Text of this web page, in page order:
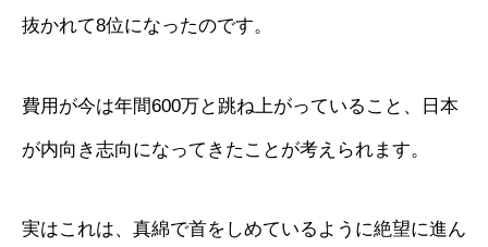
抜かれて8位になったのです。
費用が今は年間600万と跳ね上がっていること、日本
が内向き志向になってきたことが考えられます。
実はこれは、真綿で首をしめているように絶望に進ん